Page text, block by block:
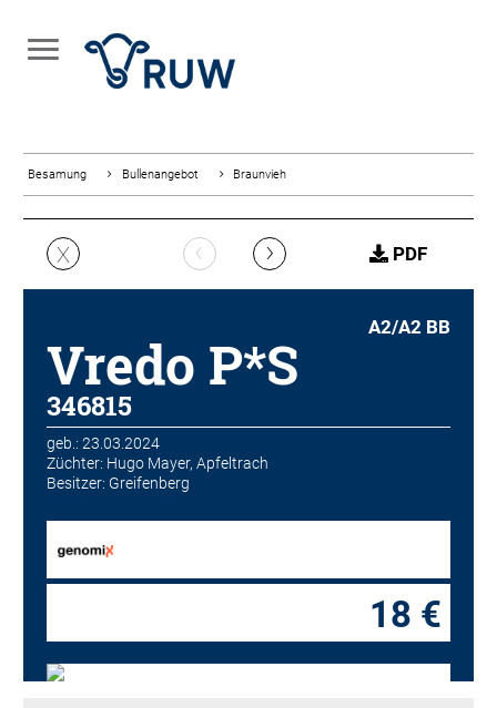
Besamung Bullenangebot Braunvieh
X ‹ › PDF
A2/A2 BB
Vredo P*S
346815
geb.: 23.03.2024
Züchter: Hugo Mayer, Apfeltrach
Besitzer: Greifenberg
18 €